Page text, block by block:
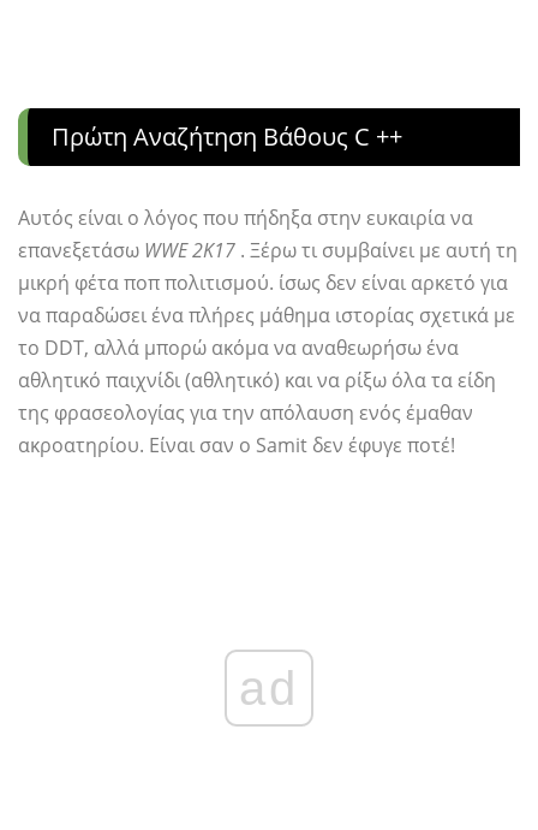
Πρώτη Αναζήτηση Βάθους C ++
Αυτός είναι ο λόγος που πήδηξα στην ευκαιρία να
επανεξετάσω WWE 2K17 . Ξέρω τι συμβαίνει με αυτή τη
μικρή φέτα ποπ πολιτισμού. ίσως δεν είναι αρκετό για
να παραδώσει ένα πλήρες μάθημα ιστορίας σχετικά με
το DDT, αλλά μπορώ ακόμα να αναθεωρήσω ένα
αθλητικό παιχνίδι (αθλητικό) και να ρίξω όλα τα είδη
της φρασεολογίας για την απόλαυση ενός έμαθαν
ακροατηρίου. Είναι σαν ο Samit δεν έφυγε ποτέ!
ad